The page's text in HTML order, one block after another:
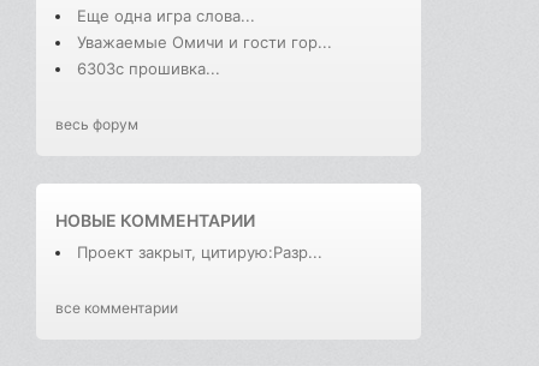
Еще одна игра слова...
Уважаемые Омичи и гости гор...
6303с прошивка...
весь форум
НОВЫЕ КОММЕНТАРИИ
Проект закрыт, цитирую:Разр...
все комментарии